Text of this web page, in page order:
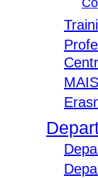
MAIS